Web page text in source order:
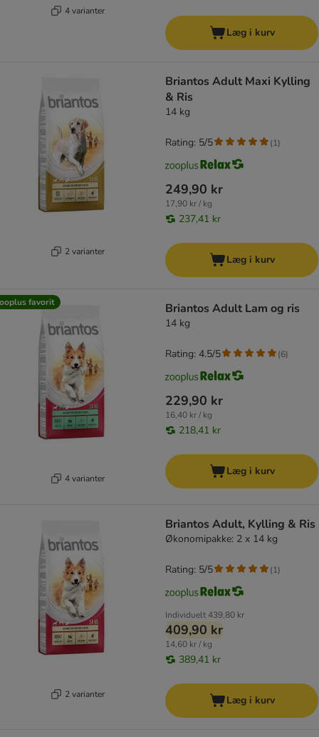
4 varianter
Læg i kurv
2 varianter
Briantos Adult Maxi Kylling
& Ris
14 kg
249,90 kr
17,90 kr / kg
237,41 kr
Rating: 5/5 (1)
Læg i kurv
favorit
4 varianter
Briantos Adult Lam og ris
14 kg
229,90 kr
16,40 kr / kg
218,41 kr
Rating: 4.5/5 (6)
Læg i kurv
2 varianter
Briantos Adult, Kylling & Ris
Økonomipakke: 2 x 14 kg
Individuelt439,80 kr
409,90 kr
14,60 kr / kg
389,41 kr
Rating: 5/5 (1)
Læg i kurv